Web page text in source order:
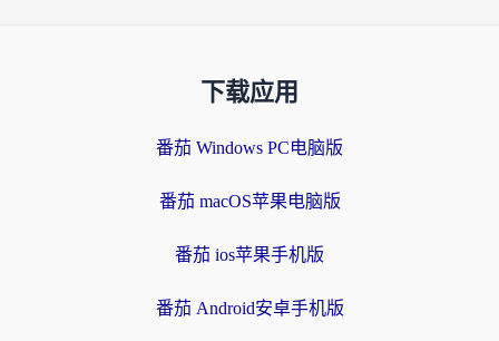
下载应用
番茄 Windows PC电脑版
番茄 macOS苹果电脑版
番茄 ios苹果手机版
番茄 Android安卓手机版